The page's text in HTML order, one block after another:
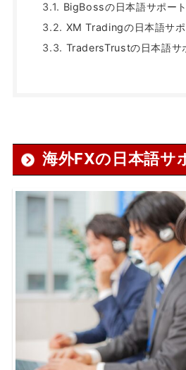
BigBossの日本語サポート
XM Tradingの日本語サポ
TradersTrustの日本語サ
海外FXの日本語サ